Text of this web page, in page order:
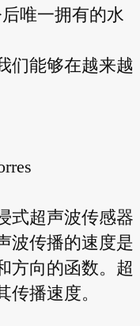
唯一拥有的水
们能够在越来越
式超声波传感器
波传播的速度是
方向的函数。超
传播速度。